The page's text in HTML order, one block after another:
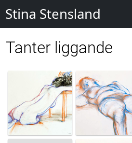
Stina Stensland
Tanter liggande